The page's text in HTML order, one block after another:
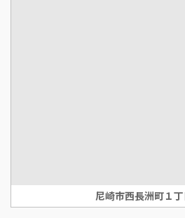
尼崎市西長洲町１